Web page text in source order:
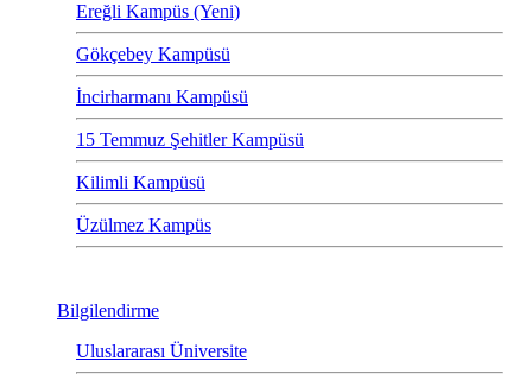
Ereğli Kampüs (Yeni)
Gökçebey Kampüsü
İncirharmanı Kampüsü
15 Temmuz Şehitler Kampüsü
Kilimli Kampüsü
Üzülmez Kampüs
Bilgilendirme
Uluslararası Üniversite